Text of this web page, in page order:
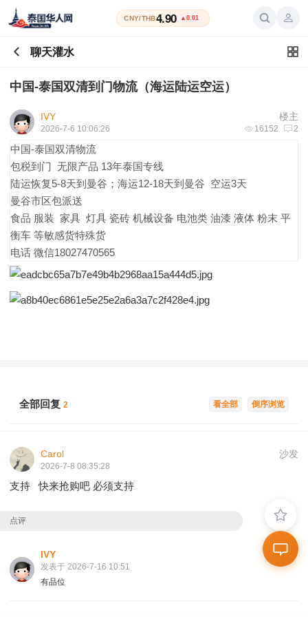
CNY/THB4.90 ▲0.01
聊天灌水
中国-泰国双清到门物流（海运陆运空运）
楼主
IVY
16152 2
2026-7-6 10:06:26
中国-泰国双清物流
包税到门 无限产品 13年泰国专线
陆运恢复5-8天到曼谷；海运12-18天到曼谷 空运3天
曼谷市区包派送
食品 服装 家具 灯具 瓷砖 机械设备 电池类 油漆 液体 粉末 平
衡车 等敏感货特殊货
电话 微信18027470565
倒序浏览
看全部
全部回复 2
沙发
Carol
2026-7-8 08:35:28
支持 快来抢购吧 必须支持
点评
IVY
发表于 2026-7-16 10:51
有品位